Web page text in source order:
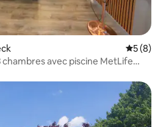
5 (8)
chambres avec piscine MetLife